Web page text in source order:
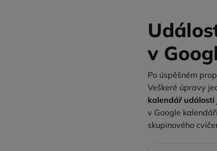
v
Po úspěšném
Veškeré úpravy
kalendář události
v Google
skupinového